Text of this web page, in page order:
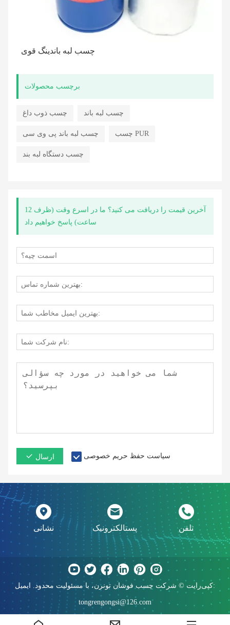
چسب لبه باندینگ قوی
برچسب محصولات
چسب ذوب داغ چسب لبه باند
چسب لبه باند پی وی سی چسب PUR
چسب دستگاه لبه بند
آخرین قیمت را دریافت می کنید؟ ما در اسرع وقت (ظرف 12
ساعت) پاسخ خواهیم داد
ارسال سیاست حفظ حریم خصوصی
نشانی پستالکترونیک تلفن
کپی‌رایت © شرکت چسب فوشان تونرن، با مسئولیت محدود. ایمیل:
tongrengongsi@126.com